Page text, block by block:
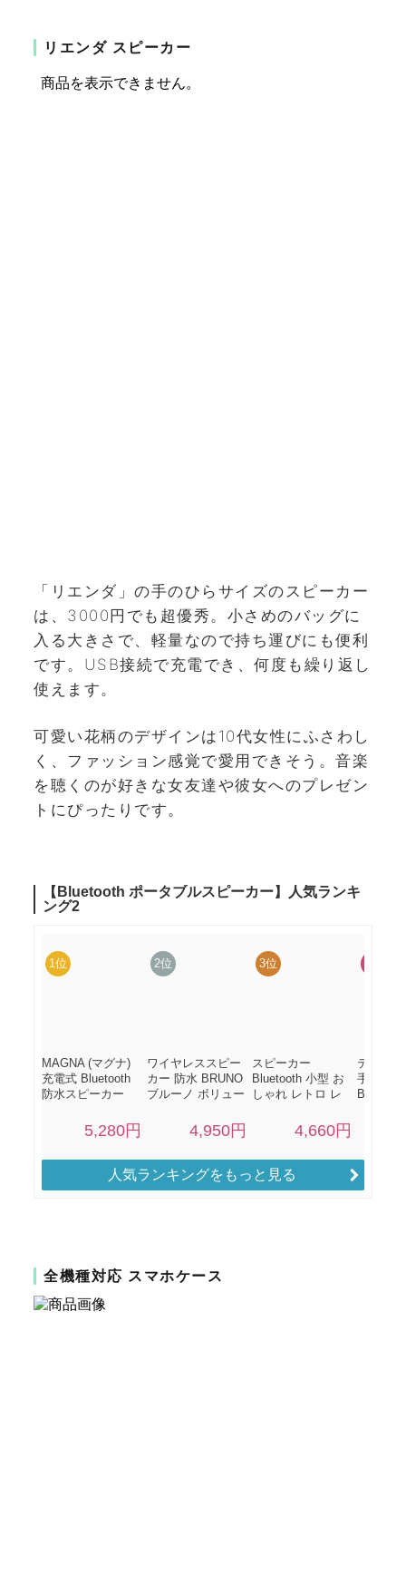
リエンダ スピーカー
「リエンダ」の手のひらサイズのスピーカー
は、3000円でも超優秀。小さめのバッグに
入る大きさで、軽量なので持ち運びにも便利
です。USB接続で充電でき、何度も繰り返し
使えます。
可愛い花柄のデザインは10代女性にふさわし
く、ファッション感覚で愛用できそう。音楽
を聴くのが好きな女友達や彼女へのプレゼン
トにぴったりです。
人気ランキングをもっと見る
全機種対応 スマホケース